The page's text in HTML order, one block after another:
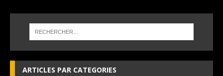
ARTICLES PAR CATEGORIES